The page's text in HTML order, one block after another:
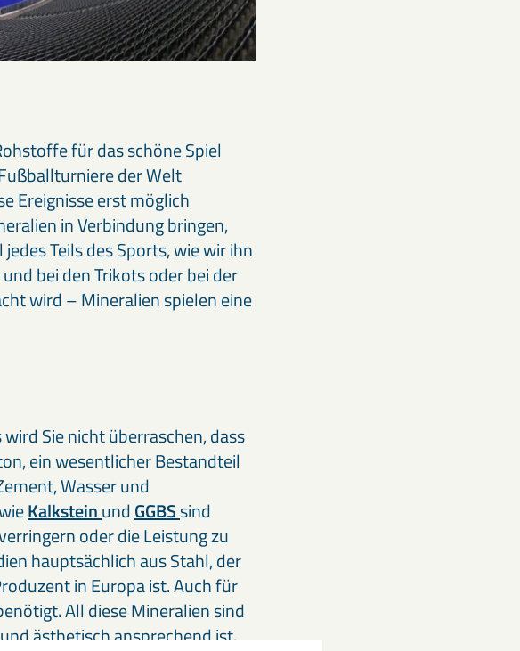
für das schöne Spiel
der Welt
Ereignisse erst möglich
in Verbindung bringen,
Teils des Sports, wie wir ihn
bei den Trikots oder bei der
wird – Mineralien spielen eine
Sie nicht überraschen, dass
ein wesentlicher Bestandteil
Wasser und
KalksteinundGGBSsind
oder die Leistung zu
hauptsächlich aus Stahl, der
in Europa ist. Auch für
All diese Mineralien sind
ästhetisch ansprechend ist.